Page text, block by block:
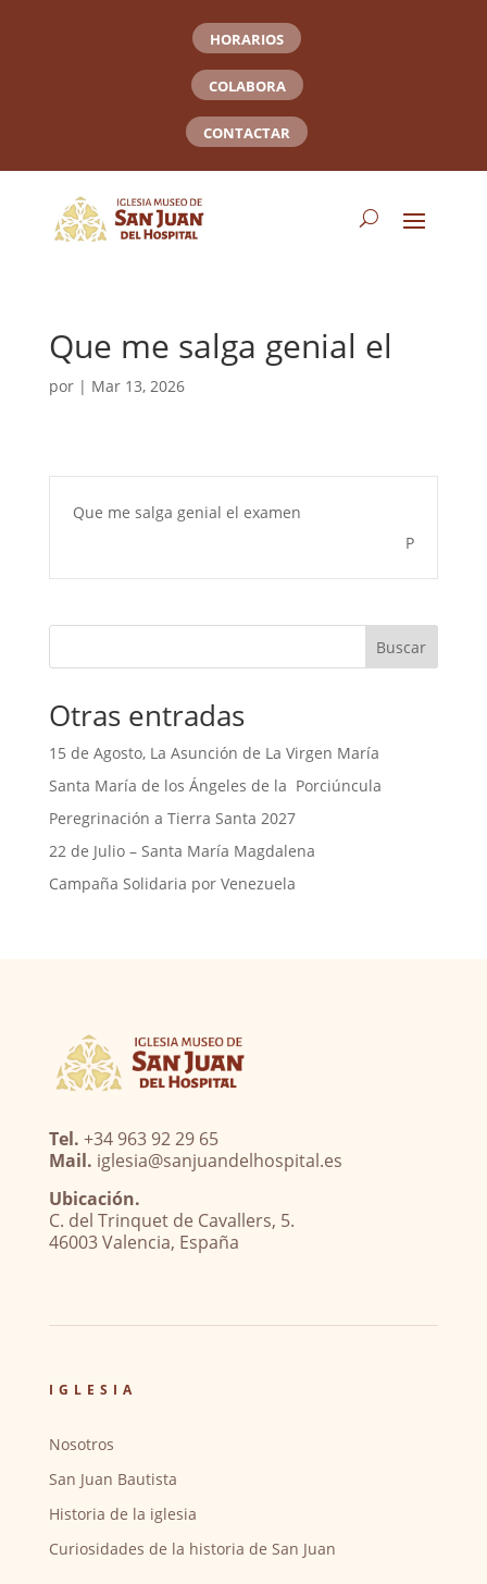
HORARIOS
COLABORA
CONTACTAR
Que me salga genial el
por | Mar 13, 2026
Que me salga genial el examen
P
Buscar
Otras entradas
15 de Agosto, La Asunción de La Virgen María
Santa María de los Ángeles de la Porciúncula
Peregrinación a Tierra Santa 2027
22 de Julio – Santa María Magdalena
Campaña Solidaria por Venezuela
Tel. +34 963 92 29 65
Mail. iglesia@sanjuandelhospital.es
Ubicación.
C. del Trinquet de Cavallers, 5.
46003 Valencia, España
IGLESIA
Nosotros
San Juan Bautista
Historia de la iglesia
Curiosidades de la historia de San Juan